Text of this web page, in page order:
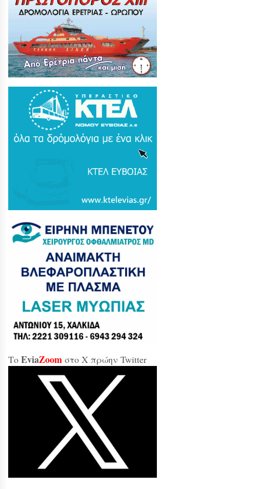
Βουλής»
Τουρκικά ΜΜΕ: Συναγερμός και
τρόμος σε Ελλάδα και Ισραήλ για τον
νέο Τουρκικό υπερσύχρονο βαλιστικό
πύραυλο με βεληνεκές 6.000 χιλιομέτρα
(ΦΩΤΟ & ΒΙΝΤΕΟ)
Βάκα Gate: Την περίμεναν στη
συνεδρίαση λογοδοσίας και αυτή
μοίραζε μετάλλια και έβλεπε τον
Παναθηναϊκό στο μπάσκετ / Τα άδεια
έδρανα της ξεφτίλας! (ΦΩΤΟ)
μπανανία του Μητσοτάκη, στο
κράτος δικαίου ο Εισαγγελέας του
Αρείου Πάγου θα έπρεπε να τιμωρηθεί
παραδειγματικά...»
«Δώσε και σε εμένα μπάρμπα...»
Χαλκίδα: Άρον άρον την κοπάνησε η
Διοικήτρια της ΔΥΠΑ από το
«αμαρτωλό» Επιμελητήριο Εύβοιας /
«Ήταν προσβλητική, ειρωνική και
απαξιωτική προς τους εργαζόμενους...»
Μύδροι της αντιπολίτευσης για τις νέες
Τζαβέλλας αθώωσε και τον εαυτό του,
καταπάτησε βάναυσα το ήδη
κακοποιημένο κράτος δικαίου με μία
πραξικοματική διάταξη, θα κληθούν
για να λογοδοτήσουν και πρωτίστως ο
διευθύνων και αυτού του εγκλήματος
κ.Μητσοτάκης...»
Χαλκίδα: Δείτε ζωντανά την κίνηση
στη Παλαιά Γέφυρα (LIVE ΕΙΚΟΝΑ)
Το EviaZoom στο X πρώην Twitter